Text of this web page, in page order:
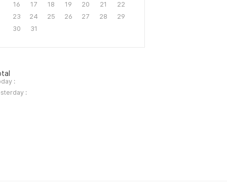
16
17 18 19 20 21
22
23
24 25 26 27 28
29
30
31
:
: